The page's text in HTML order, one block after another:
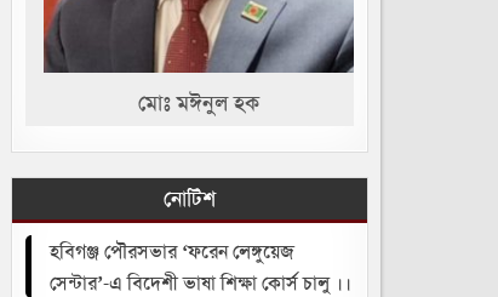
মোঃ মঈনুল হক
নোটিশ
হবিগঞ্জ পৌরসভার ‘ফরেন লেঙ্গুয়েজ
সেন্টার’-এ বিদেশী ভাষা শিক্ষা কোর্স চালু ।।